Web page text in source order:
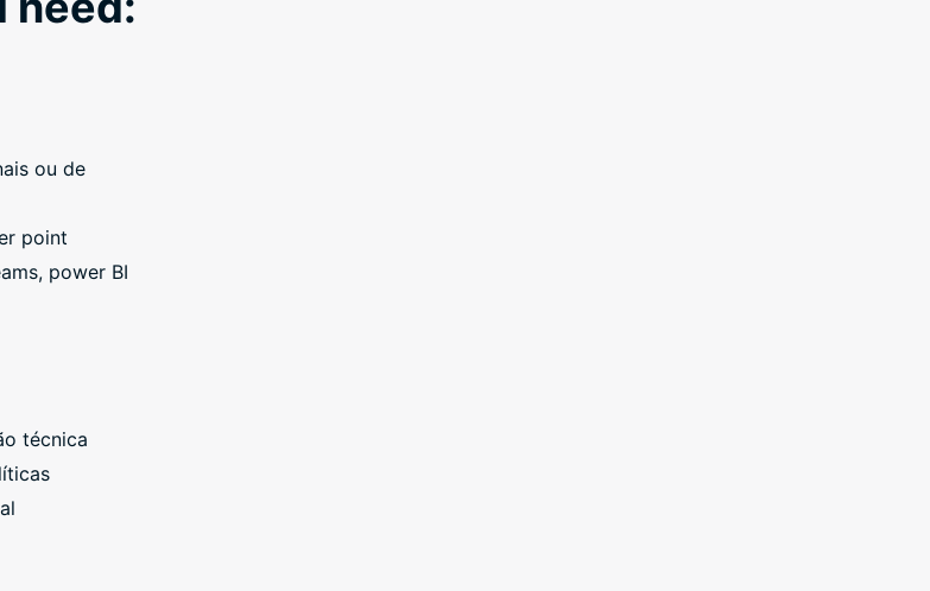
ou de
point
power BI
técnica